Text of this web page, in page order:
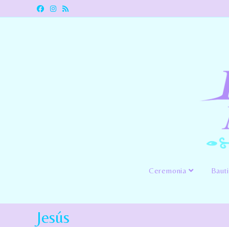
Ceremonia
Jesús